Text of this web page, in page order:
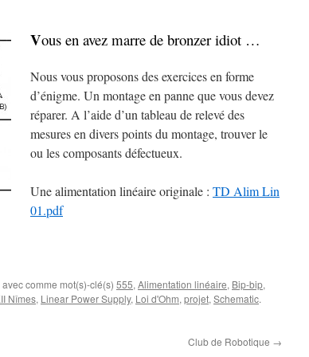
Vous en avez marre de bronzer idiot …
Nous vous proposons des exercices en forme
d’énigme. Un montage en panne que vous devez
réparer. A l’aide d’un tableau de relevé des
mesures en divers points du montage, trouver le
ou les composants défectueux.
Une alimentation linéaire originale : TD Alim Lin
01.pdf
avec comme mot(s)-clé(s) 555, Alimentation linéaire, Bip-bip,
Nîmes, Linear Power Supply, Loi d'Ohm, projet, Schematic.
Club de Robotique →